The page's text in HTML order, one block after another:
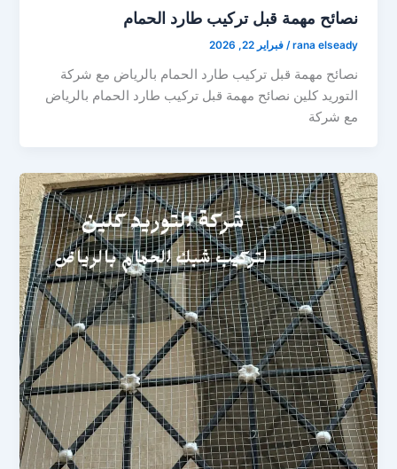
نصائح مهمة قبل تركيب طارد الحمام
rana elseady
/فبراير 22, 2026
نصائح مهمة قبل تركيب طارد الحمام بالرياض مع شركة
التوريد كلين نصائح مهمة قبل تركيب طارد الحمام بالرياض
مع شركة